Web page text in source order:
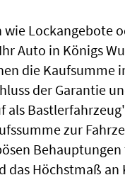
wie Lockangebote
Auto in Königs
die Kaufsumme
der Garantie
als
zur
das Höchstmaß